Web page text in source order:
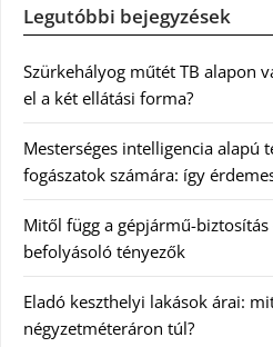
Legutóbbi bejegyzések
Szürkehályog műtét TB alapon
el a két ellátási forma?
Mesterséges intelligencia alapú
fogászatok számára: így
Mitől függ a gépjármű-
befolyásoló tényezők
Eladó keszthelyi lakások árai:
négyzetméteráron túl?